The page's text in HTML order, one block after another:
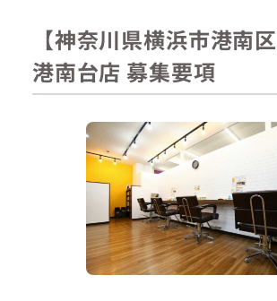
【神奈川県横浜市港南
港南台店 募集要項